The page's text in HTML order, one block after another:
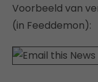
Voorbeeld van
(in Feeddemon):